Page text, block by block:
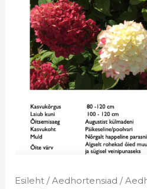
Esileht/Aedhortensiad /